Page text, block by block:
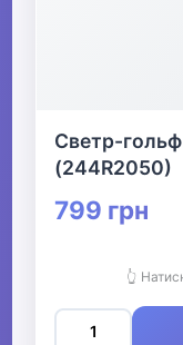
Светр-
(244R2050)
799 грн
👆